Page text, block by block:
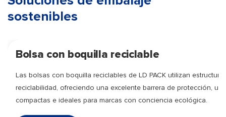
sostenibles
Bolsa con boquilla reciclable
Las bolsas con boquilla reciclables de LD PACK utilizan
reciclabilidad, ofreciendo una excelente barrera de protección,
compactas e ideales para marcas con conciencia ecológica.